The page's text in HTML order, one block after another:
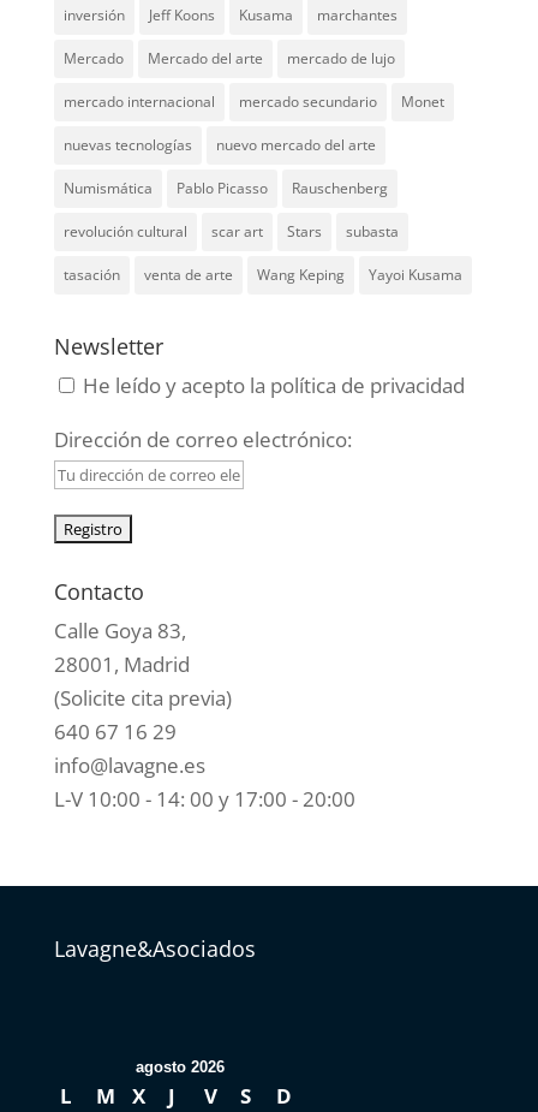
inversión Jeff Koons Kusama marchantes
Mercado Mercado del arte mercado de lujo
mercado internacional mercado secundario Monet
nuevas tecnologías nuevo mercado del arte
Numismática Pablo Picasso Rauschenberg
revolución cultural scar art Stars subasta
tasación venta de arte Wang Keping Yayoi Kusama
Newsletter
He leído y acepto la política de privacidad
Dirección de correo electrónico:
Contacto
Calle Goya 83,
28001, Madrid
(Solicite cita previa)
640 67 16 29
info@lavagne.es
L-V 10:00 - 14: 00 y 17:00 - 20:00
Lavagne&Asociados
agosto 2026
L M X J V S
D